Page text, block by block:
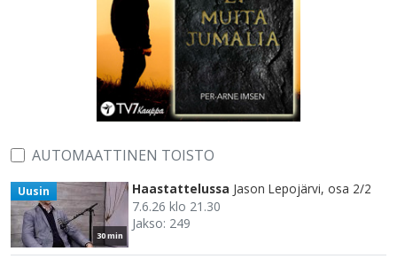
AUTOMAATTINEN TOISTO
30 min
Uusin Haastattelussa Jason Lepojärvi, osa 2/2
7.6.26 klo 21.30
Jakso: 249